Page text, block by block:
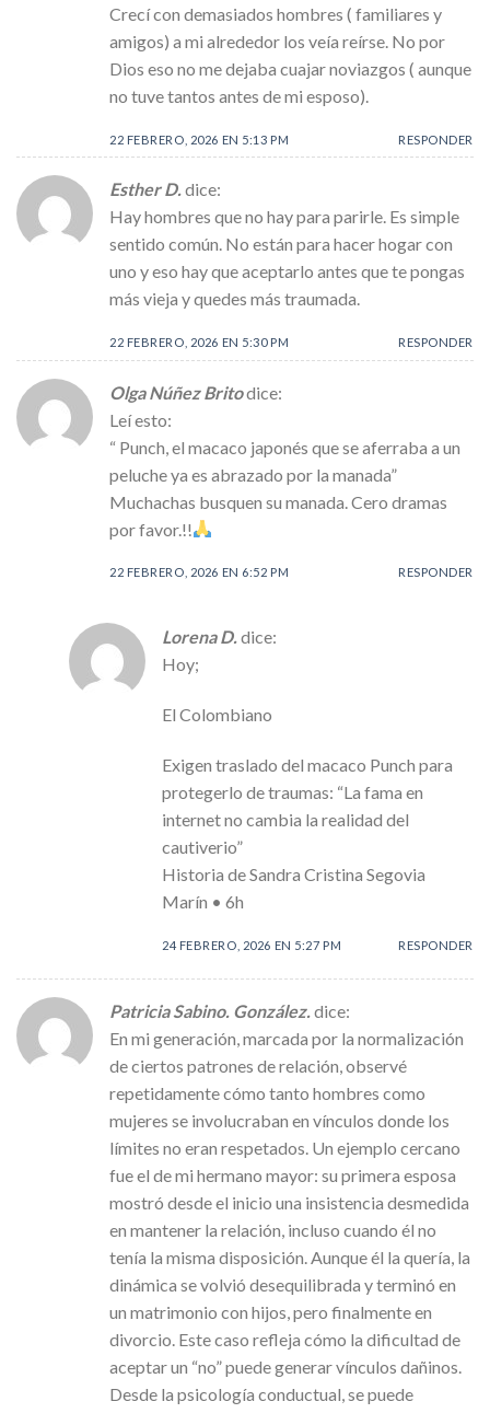
Crecí con demasiados hombres ( familiares y
amigos) a mi alrededor los veía reírse. No por
Dios eso no me dejaba cuajar noviazgos ( aunque
no tuve tantos antes de mi esposo).
22 FEBRERO, 2026 EN 5:13 PM RESPONDER
Esther D.dice:
Hay hombres que no hay para parirle. Es simple
sentido común. No están para hacer hogar con
uno y eso hay que aceptarlo antes que te pongas
más vieja y quedes más traumada.
22 FEBRERO, 2026 EN 5:30 PM RESPONDER
Olga Núñez Britodice:
Leí esto:
“ Punch, el macaco japonés que se aferraba a un
peluche ya es abrazado por la manada”
Muchachas busquen su manada. Cero dramas
por favor.!!
22 FEBRERO, 2026 EN 6:52 PM RESPONDER
Lorena D.dice:
Hoy;
El Colombiano
Exigen traslado del macaco Punch para
protegerlo de traumas: “La fama en
internet no cambia la realidad del
cautiverio”
Historia de Sandra Cristina Segovia
Marín • 6h
24 FEBRERO, 2026 EN 5:27 PM RESPONDER
Patricia Sabino. González. dice:
En mi generación, marcada por la normalización
de ciertos patrones de relación, observé
repetidamente cómo tanto hombres como
mujeres se involucraban en vínculos donde los
límites no eran respetados. Un ejemplo cercano
fue el de mi hermano mayor: su primera esposa
mostró desde el inicio una insistencia desmedida
en mantener la relación, incluso cuando él no
tenía la misma disposición. Aunque él la quería, la
dinámica se volvió desequilibrada y terminó en
un matrimonio con hijos, pero finalmente en
divorcio. Este caso refleja cómo la dificultad de
aceptar un “no” puede generar vínculos dañinos.
Desde la psicología conductual, se puede